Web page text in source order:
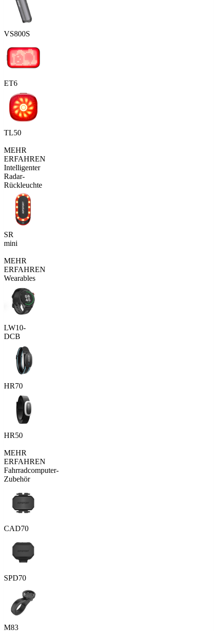
VS800S
ET6
TL50
MEHR
ERFAHREN
Intelligenter
Radar-
Rückleuchte
SR
mini
MEHR
ERFAHREN
Wearables
LW10-
DCB
HR70
HR50
MEHR
ERFAHREN
Fahrradcomputer-
Zubehör
CAD70
SPD70
M83